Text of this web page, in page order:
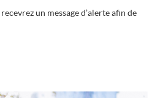
un message d’alerte afin de